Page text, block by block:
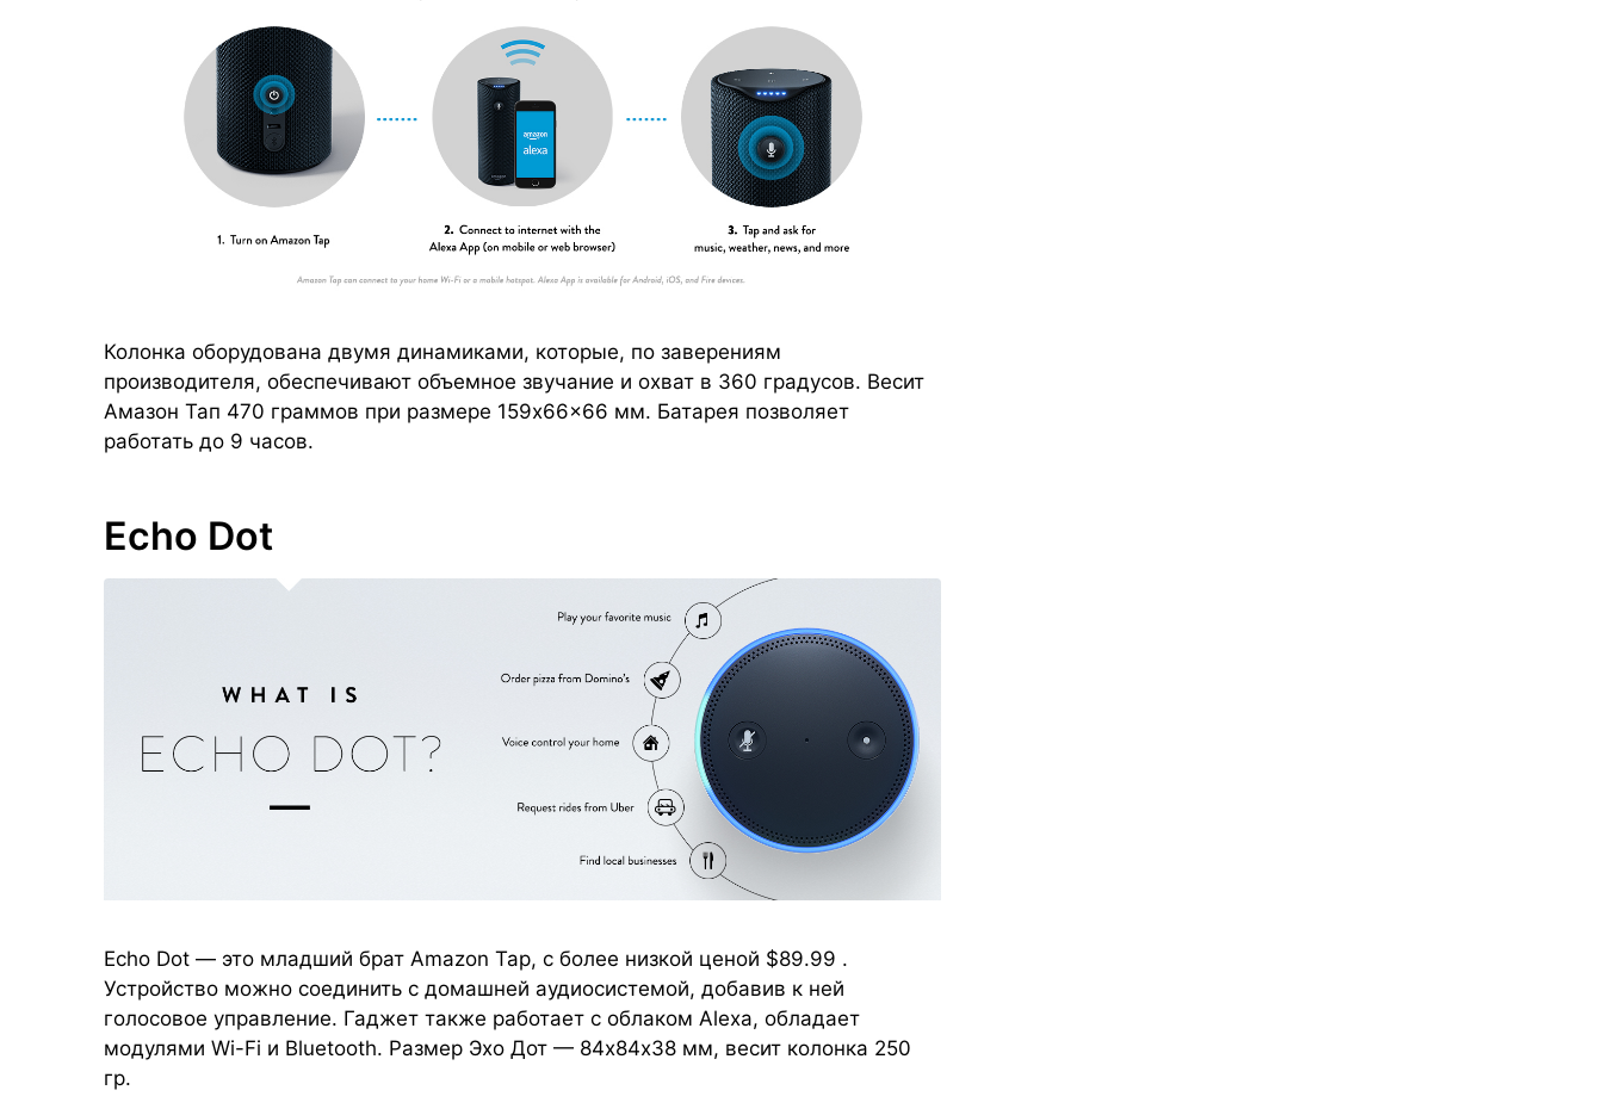
Колонка оборудована двумя динамиками, которые, по заверениям
производителя, обеспечивают объемное звучание и охват в 360 градусов. Весит
Амазон Тап 470 граммов при размере 159x66x66 мм. Батарея позволяет
работать до 9 часов.
Echo Dot
Echo Dot — это младший брат Amazon Tap, с более низкой ценой $89.99 .
Устройство можно соединить с домашней аудиосистемой, добавив к ней
голосовое управление. Гаджет также работает с облаком Alexa, обладает
модулями Wi-Fi и Bluetooth. Размер Эхо Дот — 84х84х38 мм, весит колонка 250
гр.